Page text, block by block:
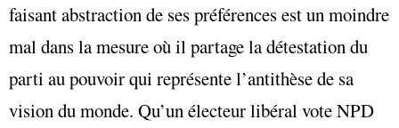
faisant abstraction de ses préférences est un moindre
mal dans la mesure où il partage la détestation du
parti au pouvoir qui représente l’antithèse de sa
vision du monde. Qu’un électeur libéral vote NPD